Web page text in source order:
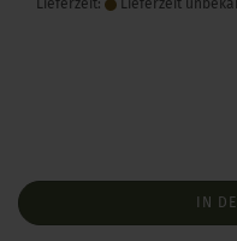
Lieferzeit: Lieferzeit
IN